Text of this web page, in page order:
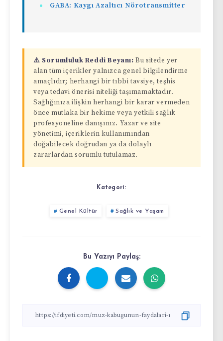
GABA: Kaygı Azaltıcı Nörotransmitter
⚠️ Sorumluluk Reddi Beyanı: Bu sitede yer
alan tüm içerikler yalnızca genel bilgilendirme
amaçlıdır; herhangi bir tıbbi tavsiye, teşhis
veya tedavi önerisi niteliği taşımamaktadır.
Sağlığınıza ilişkin herhangi bir karar vermeden
önce mutlaka bir hekime veya yetkili sağlık
profesyoneline danışınız. Yazar ve site
yönetimi, içeriklerin kullanımından
doğabilecek doğrudan ya da dolaylı
zararlardan sorumlu tutulamaz.
Kategori:
Genel Kültür Sağlık ve Yaşam
Bu Yazıyı Paylaş: